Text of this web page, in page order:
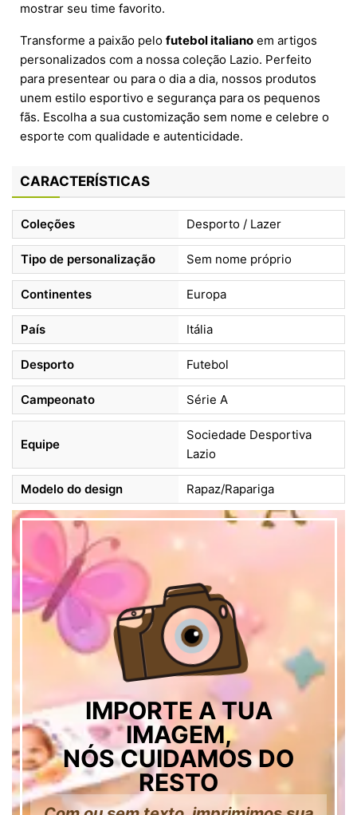
mostrar seu time favorito.
Transforme a paixão pelo futebol italiano em artigos
personalizados com a nossa coleção Lazio. Perfeito
para presentear ou para o dia a dia, nossos produtos
unem estilo esportivo e segurança para os pequenos
fãs. Escolha a sua customização sem nome e celebre o
esporte com qualidade e autenticidade.
CARACTERÍSTICAS
Coleções Desporto / Lazer
Tipo de personalização Sem nome próprio
Continentes Europa
País Itália
Desporto Futebol
Campeonato Série A
Equipe
Sociedade Desportiva
Lazio
Modelo do design Rapaz/Rapariga
IMPORTE A TUA
IMAGEM,
NÓS CUIDAMOS DO
RESTO